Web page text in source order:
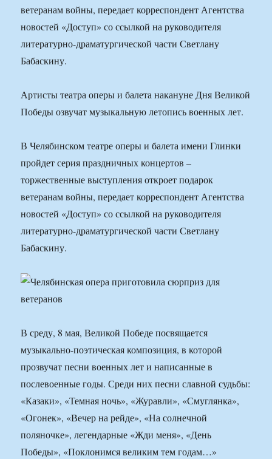
ветеранам войны, передает корреспондент Агентства
новостей «Доступ» со ссылкой на руководителя
литературно-драматургической части Светлану
Бабаскину.
Артисты театра оперы и балета накануне Дня Великой
Победы озвучат музыкальную летопись военных лет.
В Челябинском театре оперы и балета имени Глинки
пройдет серия праздничных концертов –
торжественные выступления откроет подарок
ветеранам войны, передает корреспондент Агентства
новостей «Доступ» со ссылкой на руководителя
литературно-драматургической части Светлану
Бабаскину.
В среду, 8 мая, Великой Победе посвящается
музыкально-поэтическая композиция, в которой
прозвучат песни военных лет и написанные в
послевоенные годы. Среди них песни славной судьбы:
«Казаки», «Темная ночь», «Журавли», «Смуглянка»,
«Огонек», «Вечер на рейде», «На солнечной
поляночке», легендарные «Жди меня», «День
Победы», «Поклонимся великим тем годам…»